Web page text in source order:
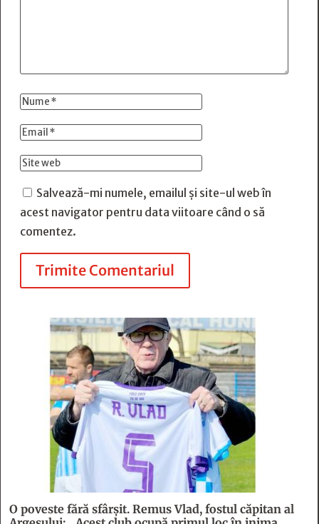
Salvează-mi numele, emailul și site-ul web în
acest navigator pentru data viitoare când o să
comentez.
Trimite Comentariul
O poveste fără sfârşit. Remus Vlad, fostul căpitan al